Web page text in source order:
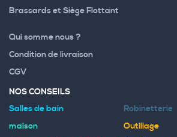
Brassards et Siège Flottant
Qui somme nous ?
Condition de livraison
CGV
NOS CONSEILS
Salles de bain
Robinetterie
maison
Outillage